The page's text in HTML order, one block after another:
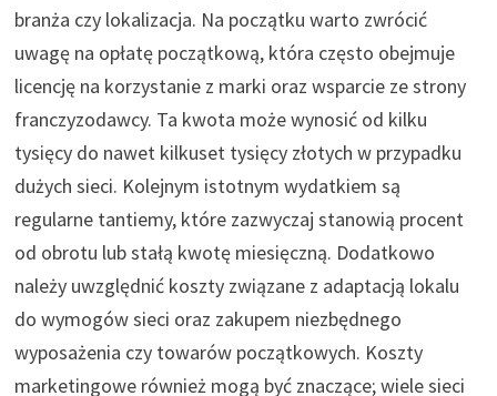
branża czy lokalizacja. Na początku warto zwrócić
uwagę na opłatę początkową, która często obejmuje
licencję na korzystanie z marki oraz wsparcie ze strony
franczyzodawcy. Ta kwota może wynosić od kilku
tysięcy do nawet kilkuset tysięcy złotych w przypadku
dużych sieci. Kolejnym istotnym wydatkiem są
regularne tantiemy, które zazwyczaj stanowią procent
od obrotu lub stałą kwotę miesięczną. Dodatkowo
należy uwzględnić koszty związane z adaptacją lokalu
do wymogów sieci oraz zakupem niezbędnego
wyposażenia czy towarów początkowych. Koszty
marketingowe również mogą być znaczące; wiele sieci